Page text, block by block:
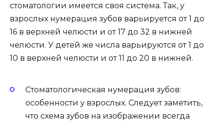
стоматологии имеется своя система. Так, у
взрослых нумерация зубов варьируется от 1 до
16 в верхней челюсти и от 17 до 32 в нижней
челюсти. У детей же числа варьируются от 1 до
10 в верхней челюсти и от 11 до 20 в нижней.
Стоматологическая нумерация зубов:
особенности у взрослых. Следует заметить,
что схема зубов на изображении всегда